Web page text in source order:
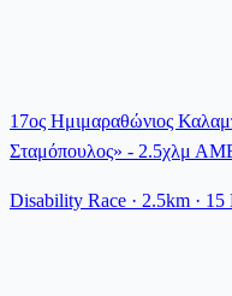
17ος Ημιμαραθώνιος
Σταμόπουλος» - 2.5χλμ
Disability Race · 2.5km · 15